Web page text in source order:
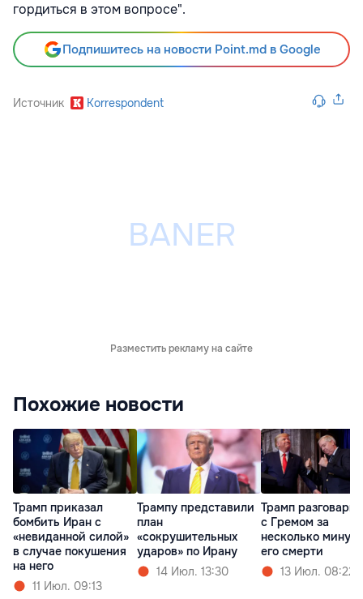
гордиться в этом вопросе".
Подпишитесь на новости Point.md в Google
Источник Korrespondent
Разместить рекламу на сайте
Похожие новости
Трамп приказал
бомбить Иран с
«невиданной силой»
в случае покушения
на него
11 Июл. 09:13
Трампу представили
план
«сокрушительных
ударов» по Ирану
14 Июл. 13:30
Трамп
с Гремом за
несколько минут
его смерти
13 Июл. 08:22